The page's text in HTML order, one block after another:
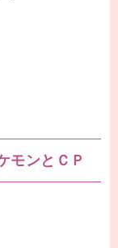
モンとＣＰ